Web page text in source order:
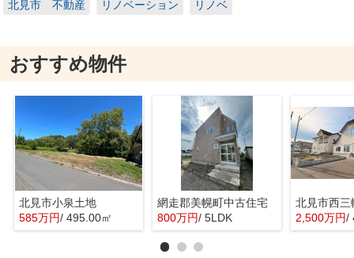
北見市 不動産 リノベーション リノベ
おすすめ物件
北見市小泉土地
585万円/ 495.00㎡
網走郡美幌町中古住宅
800万円/ 5LDK
北見市西三
2,500万円/